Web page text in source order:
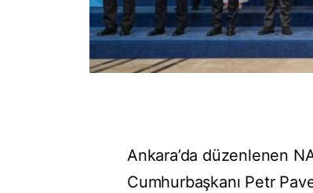
Ankara’da düzenlenen
Cumhurbaşkanı Petr